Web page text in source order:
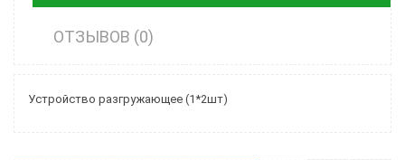
ОТЗЫВОВ (0)
Устройство разгружающее (1*2шт)